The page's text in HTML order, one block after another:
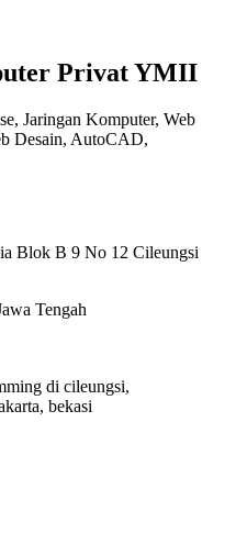
Privat YMII
Jaringan Komputer, Web
Desain, AutoCAD,
Blok B 9 No 12 Cileungsi
Tengah